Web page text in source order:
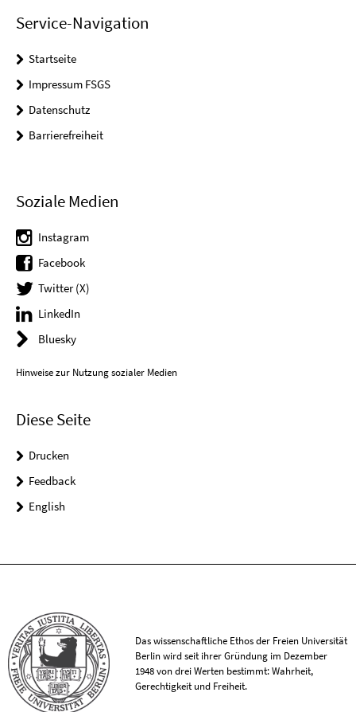
Service-Navigation
Startseite
Impressum FSGS
Datenschutz
Barrierefreiheit
Soziale Medien
Instagram
Facebook
Twitter (X)
LinkedIn
Bluesky
Hinweise zur Nutzung sozialer Medien
Diese Seite
Drucken
Feedback
English
Das wissenschaftliche Ethos der Freien Universität
Berlin wird seit ihrer Gründung im Dezember
1948 von drei Werten bestimmt: Wahrheit,
Gerechtigkeit und Freiheit.